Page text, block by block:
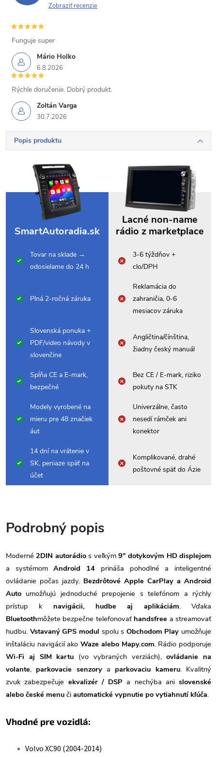
Zobraziť recenzie
Mário Holko
6.8.2026
Funguje super
Zoltán Varga
30.7.2026
Rýchle doručenie. Dobrý produkt.
Popis produktu
SmartAutoradia.sk
Lacné non-name
rádio z marketplace
Tovar na sklade →
odosielame do 24 h
3-6 týždňov +
clo/DPH
Plná 2-ročná záruka
Reklamácia do
zahraničia, 0-6
mesiacov záruka
Slovenská ponuka +
PDF/video návody v
slovenčine
Angličtina/čínština,
žiadny český manuál
Spĺňa CE a E-mark,
bezpečné
Bez CE / E-mark, riziko
pokuty na STK
Modely vyrobené na
mieru pre 48 značiek
áut
Univerzálne, často
nesedí rámček ani
konektor
14 dní na vrátenie v
SK, peniaze späť na
účet
Komplikované, drahé
poštovné späť do Ázie
Podrobný popis
Moderné 2DIN autorádios veľkým 9" dotykovým HD displejom
a systémomAndroid 14 prináša pohodlné a inteligentné
ovládanie počas jazdy. Bezdrôtové Apple CarPlay a Android
Auto umožňujú jednoduché prepojenie s telefónom a rýchly
prístup k navigácii, hudbe aj aplikáciám. Vďaka
Bluetoothmôžete bezpečne telefonovať handsfree a streamovať
hudbu. Vstavaný GPS modul spolu s Obchodom Play umožňuje
inštaláciu navigácií akoWaze alebo Mapy.com. Rádio podporuje
Wi-Fi aj SIM kartu (vo vybraných verziách),ovládanie na
volante, parkovacie senzorya parkovaciu kameru. Kvalitný
zvuk zabezpečuje ekvalizér / DSP a nechýba ani slovenské
alebo české menu či automatické vypnutie po vytiahnutí kľúča.
Vhodné pre vozidlá:
Volvo XC90 (2004-2014)